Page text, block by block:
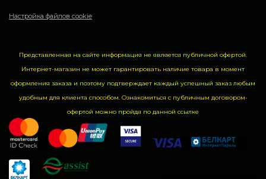
Настройка файлов cookie
Представленная на сайте информация не является публичной офертой.
Интернет-магазин не может гарантировать наличие товара в момент
оформления заказа и поэтому подтверждает каждый успешный заказ любым
удобным для клиента способом. Ознакомиться с публичным договором-
офертой можно пройдя по данной ссылке